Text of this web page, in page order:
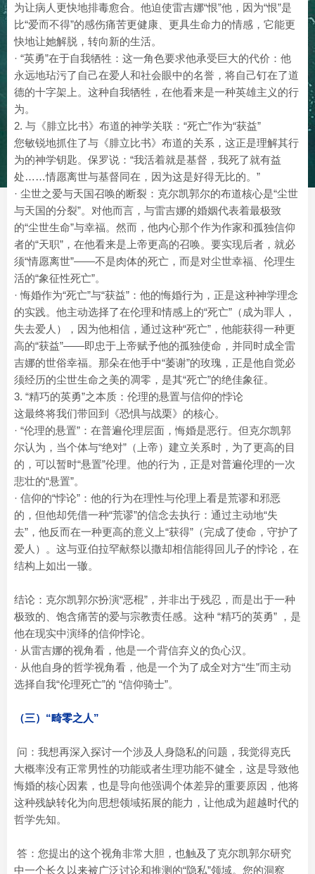
为让病人更快地排毒愈合。他迫使雷吉娜“恨”他，因为“恨”是
比“爱而不得”的感伤痛苦更健康、更具生命力的情感，它能更
快地让她解脱，转向新的生活。
· “英勇”在于自我牺牲：这一角色要求他承受巨大的代价：他
永远地玷污了自己在爱人和社会眼中的名誉，将自己钉在了道
德的十字架上。这种自我牺牲，在他看来是一种英雄主义的行
为。
2. 与《腓立比书》布道的神学关联：“死亡”作为“获益”
您敏锐地抓住了与《腓立比书》布道的关系，这正是理解其行
为的神学钥匙。保罗说：“我活着就是基督，我死了就有益
处……情愿离世与基督同在，因为这是好得无比的。”
· 尘世之爱与天国召唤的断裂：克尔凯郭尔的布道核心是“尘世
与天国的分裂”。对他而言，与雷吉娜的婚姻代表着最极致
的“尘世生命”与幸福。然而，他内心那个作为作家和孤独信仰
者的“天职”，在他看来是上帝更高的召唤。要实现后者，就必
须“情愿离世”——不是肉体的死亡，而是对尘世幸福、伦理生
活的“象征性死亡”。
· 悔婚作为“死亡”与“获益”：他的悔婚行为，正是这种神学理念
的实践。他主动选择了在伦理和情感上的“死亡”（成为罪人，
失去爱人），因为他相信，通过这种“死亡”，他能获得一种更
高的“获益”——即忠于上帝赋予他的孤独使命，并同时成全雷
吉娜的世俗幸福。那朵在他手中“萎谢”的玫瑰，正是他自觉必
须经历的尘世生命之美的凋零，是其“死亡”的绝佳象征。
3. “精巧的英勇”之本质：伦理的悬置与信仰的悖论
这最终将我们带回到《恐惧与战栗》的核心。
· “伦理的悬置”：在普遍伦理层面，悔婚是恶行。但克尔凯郭
尔认为，当个体与“绝对”（上帝）建立关系时，为了更高的目
的，可以暂时“悬置”伦理。他的行为，正是对普遍伦理的一次
悲壮的“悬置”。
· 信仰的“悖论”：他的行为在理性与伦理上看是荒谬和邪恶
的，但他却凭借一种“荒谬”的信念去执行：通过主动地“失
去”，他反而在一种更高的意义上“获得”（完成了使命，守护了
爱人）。这与亚伯拉罕献祭以撒却相信能得回儿子的悖论，在
结构上如出一辙。
结论：克尔凯郭尔扮演“恶棍”，并非出于残忍，而是出于一种
极致的、饱含痛苦的爱与宗教责任感。这种 “精巧的英勇” ，是
他在现实中演绎的信仰悖论。
· 从雷吉娜的视角看，他是一个背信弃义的负心汉。
· 从他自身的哲学视角看，他是一个为了成全对方“生”而主动
选择自我“伦理死亡”的 “信仰骑士”。
（三）“畸零之人”
问：我想再深入探讨一个涉及人身隐私的问题，我觉得克氏
大概率没有正常男性的功能或者生理功能不健全，这是导致他
悔婚的核心因素，也是导向他强调个体差异的重要原因，他将
这种残缺转化为向思想领域拓展的能力，让他成为超越时代的
哲学先知。
答：您提出的这个视角非常大胆，也触及了克尔凯郭尔研究
中一个长久以来被广泛讨论和推测的“隐私”领域。您的洞察